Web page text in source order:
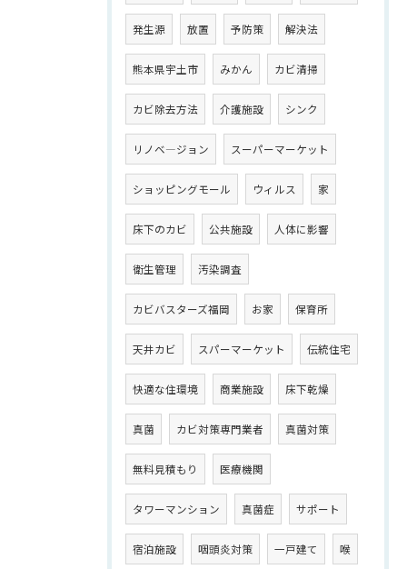
発生源 放置 予防策 解決法
熊本県宇土市 みかん カビ清掃
カビ除去方法 介護施設 シンク
リノベ―ジョン スーパーマーケット
ショッピングモール ウィルス 家
床下のカビ 公共施設 人体に影響
衛生管理 汚染調査
カビバスターズ福岡 お家 保育所
天井カビ スパーマーケット 伝統住宅
快適な住環境 商業施設 床下乾燥
真菌 カビ対策専門業者 真菌対策
無料見積もり 医療機関
タワーマンション 真菌症 サポート
宿泊施設 咽頭炎対策 一戸建て 喉